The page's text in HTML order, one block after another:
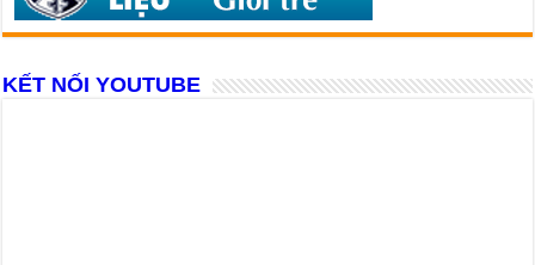
KẾT NỐI YOUTUBE